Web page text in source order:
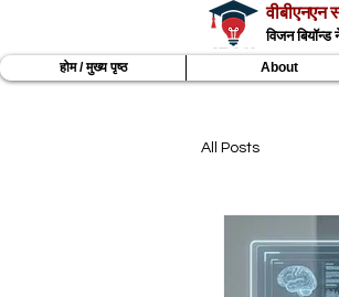
वीबीएनएन
विजन बियॉन्ड
होम / मुख्य पृष्ठ About
All Posts